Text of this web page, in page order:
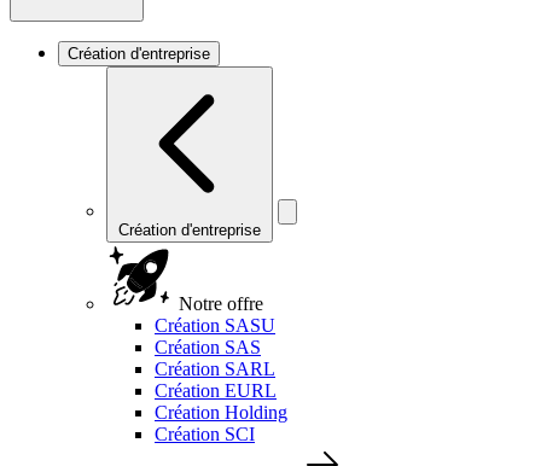
Création d'entreprise
Création d'entreprise
Notre offre
Création SASU
Création SAS
Création SARL
Création EURL
Création Holding
Création SCI